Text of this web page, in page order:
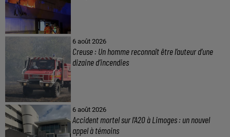
6 août 2026
Creuse : Un homme reconnaît être l’auteur d’une
dizaine d’incendies
6 août 2026
Accident mortel sur l’A20 à Limoges : un nouvel
appel à témoins